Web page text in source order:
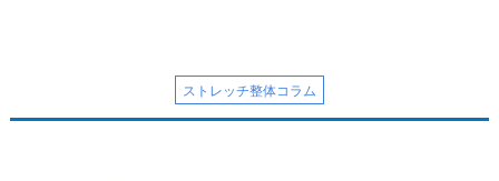
ストレッチ整体コラム